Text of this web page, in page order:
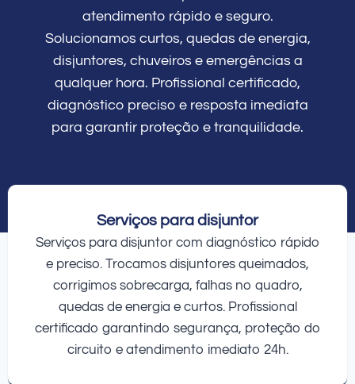
atendimento rápido e seguro.
Solucionamos curtos, quedas de energia,
disjuntores, chuveiros e emergências a
qualquer hora. Profissional certificado,
diagnóstico preciso e resposta imediata
para garantir proteção e tranquilidade.
Serviços para disjuntor
Serviços para disjuntor com diagnóstico rápido
e preciso. Trocamos disjuntores queimados,
corrigimos sobrecarga, falhas no quadro,
quedas de energia e curtos. Profissional
certificado garantindo segurança, proteção do
circuito e atendimento imediato 24h.